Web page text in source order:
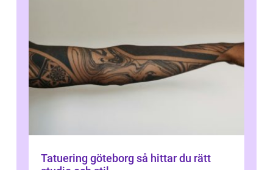
Tatuering göteborg så hittar du rätt